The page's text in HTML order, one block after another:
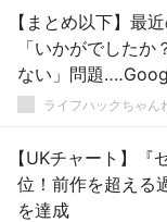
【まとめ以下】最
「いかがでした
ない」問題
した結果→
ライフハックちゃん
【UKチャート】『
位！前作を超える
を達成